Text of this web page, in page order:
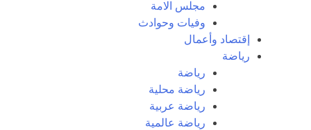
مجلس الامة
وفيات وحوادث
إقتصاد وأعمال
رياضة
رياضة
رياضة محلية
رياضة عربية
رياضة عالمية